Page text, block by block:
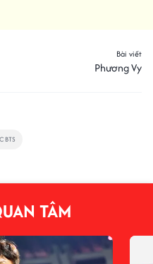
Bài viết
Phương Vy
BTS
TÂM